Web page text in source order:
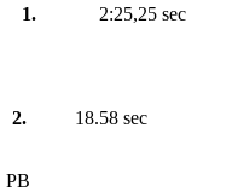
1.
2:25,25 sec
2.
18.58 sec